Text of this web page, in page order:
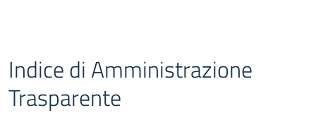
Indice di Amministrazione
Trasparente